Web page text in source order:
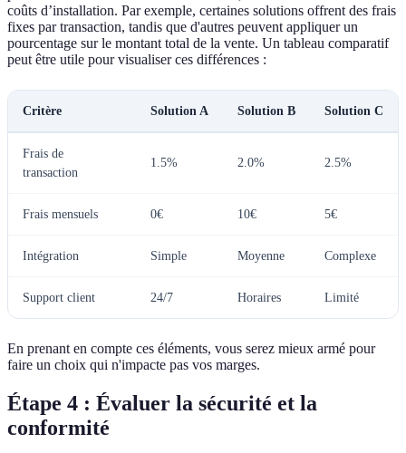
coûts d’installation. Par exemple, certaines solutions offrent des frais
fixes par transaction, tandis que d'autres peuvent appliquer un
pourcentage sur le montant total de la vente. Un tableau comparatif
peut être utile pour visualiser ces différences :
Critère Solution A Solution B Solution C
Frais de
transaction
1.5% 2.0% 2.5%
Frais mensuels 0€ 10€ 5€
Intégration Simple Moyenne Complexe
Support client 24/7 Horaires Limité
En prenant en compte ces éléments, vous serez mieux armé pour
faire un choix qui n'impacte pas vos marges.
Étape 4 : Évaluer la sécurité et la
conformité